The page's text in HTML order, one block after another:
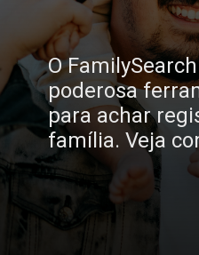
O
poderosa
para achar
família. Veja